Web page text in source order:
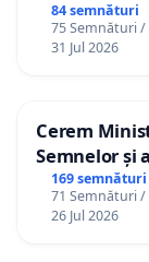
84 semnături
75 Semnături /
31 Jul 2026
Cerem
Semnelor și
Republica
169 semnături
71 Semnături /
26 Jul 2026